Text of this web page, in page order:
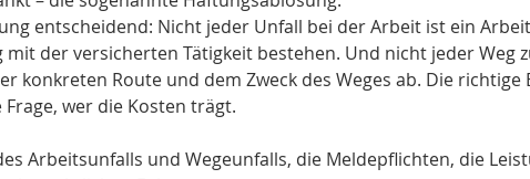
entscheidend: Nicht jeder Unfall bei der Arbeit ist ein
der versicherten Tätigkeit bestehen. Und nicht jeder Weg
konkreten Route und dem Zweck des Weges ab. Die
wer die Kosten trägt.
Arbeitsunfalls und Wegeunfalls, die Meldepflichten, die